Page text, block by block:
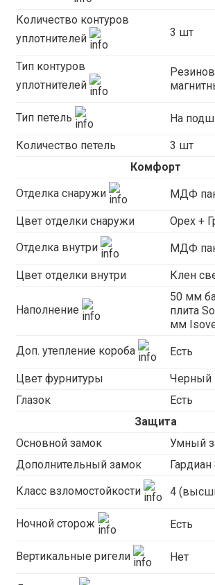
Количество контуров
уплотнителей
3 шт
Тип контуров
уплотнителей
Тип петель На
Количество петель
3 шт
Комфорт
Отделка снаружи МДФ
Цвет отделки снаружи Орех +
Отделка внутри МДФ
Цвет отделки внутри Клен
Наполнение
50 мм
плита
мм
Доп. утепление короба Есть
Цвет фурнитуры
Черный
Глазок
Есть
Защита
Основной замок
Умный
Дополнительный замок
Гардиан
Класс взломостойкости 4
Ночной сторож Есть
Вертикальные ригели Нет